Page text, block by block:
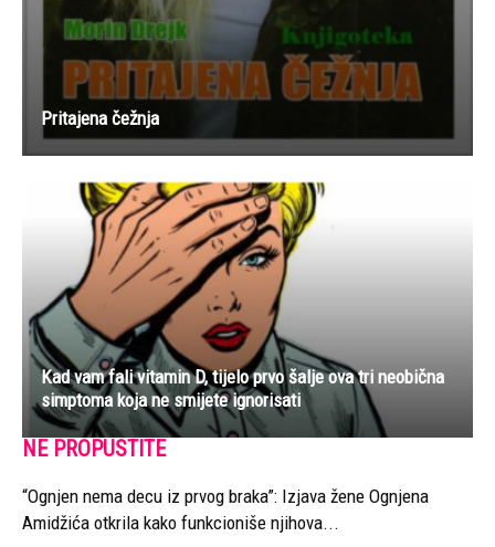
Pritajena čežnja
Kad vam fali vitamin D, tijelo prvo šalje ova tri neobična
simptoma koja ne smijete ignorisati
NE PROPUSTITE
“Ognjen nema decu iz prvog braka”: Izjava žene Ognjena
Amidžića otkrila kako funkcioniše njihova...